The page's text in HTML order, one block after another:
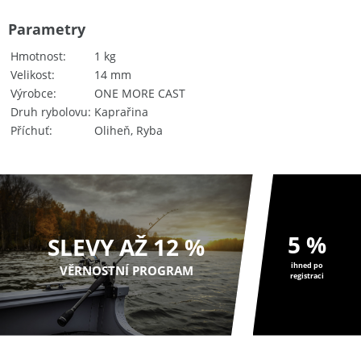
Hmotnost
1 kg
Velikost
14 mm
Výrobce
ONE MORE CAST
Druh rybolovu Kaprařina
Příchuť
Oliheň, Ryba
Parametry
SLEVY AŽ 12 %
VĚRNOSTNÍ PROGRAM
5 %
ihned po
registraci